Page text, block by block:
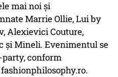
mai noi și
Marrie Ollie, Lui by
Alexievici Couture,
și Mineli. Evenimentul se
conform